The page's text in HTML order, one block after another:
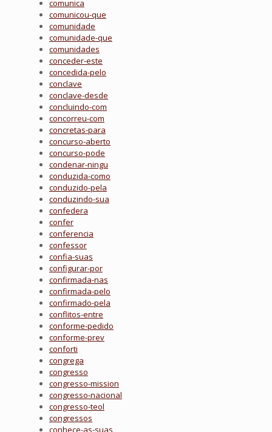
comunica
comunicou-que
comunidade
comunidade-que
comunidades
conceder-este
concedida-pelo
conclave
conclave-desde
concluindo-com
concorreu-com
concretas-para
concurso-aberto
concurso-pode
condenar-ningu
conduzida-como
conduzido-pela
conduzindo-sua
confedera
confer
conferencia
confessor
confia-suas
configurar-por
confirmada-nas
confirmada-pelo
confirmado-pela
conflitos-entre
conforme-pedido
conforme-prev
conforti
congrega
congresso
congresso-mission
congresso-nacional
congresso-teol
congressos
conhece-as-suas